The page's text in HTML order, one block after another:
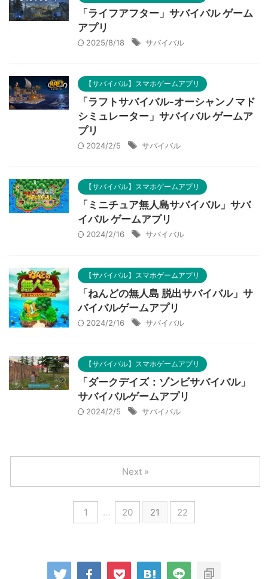
「ライフアフター」サバイバル ゲーム
アプリ
2025/8/18 サバイバル
【サバイバル】スマホゲームアプリ
「ラフトサバイバル-オーシャンノマド
シミュレーター」サバイバル ゲームア
プリ
2024/2/5 サバイバル
【サバイバル】スマホゲームアプリ
「ミニチュア無人島サバイバル」サバ
イバル ゲームアプリ
2024/2/16 サバイバル
【サバイバル】スマホゲームアプリ
「ねんどの無人島 脱出サバイバル」サ
バイバルゲームアプリ
2024/2/16 サバイバル
【サバイバル】スマホゲームアプリ
「ダークデイズ：ゾンビサバイバル」
サバイバルゲームアプリ
2024/2/5 サバイバル
1 … 20 21 22
Next »